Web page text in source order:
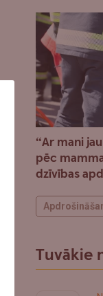
“Ar mani
pēc
dzīvības
Tuvākie